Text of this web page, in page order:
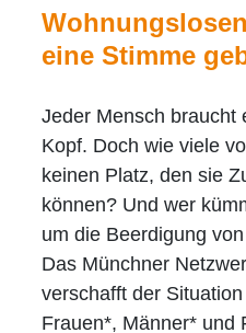
eine Stimme
Jeder Mensch braucht
Kopf. Doch wie viele
keinen Platz, den sie
können? Und wer
um die Beerdigung
Das Münchner
verschafft der
Frauen*, Männer* und